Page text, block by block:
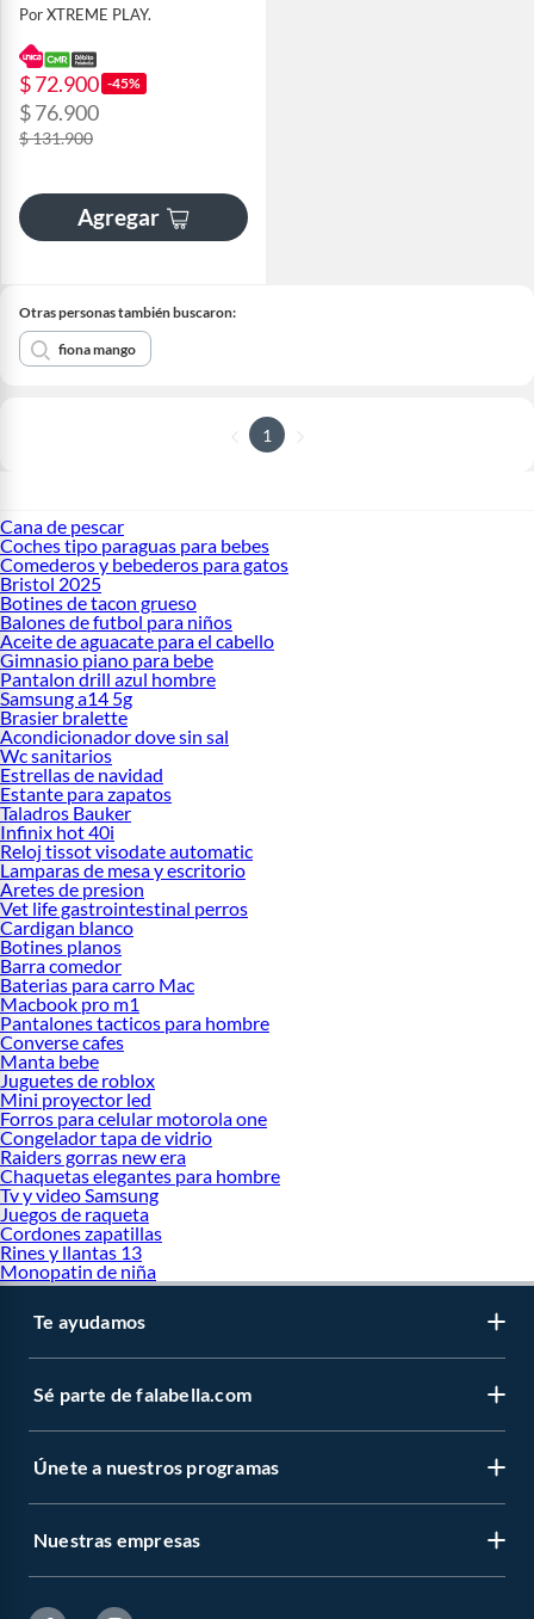
Por XTREME PLAY.
$ 72.900 -45%
$ 76.900
$ 131.900
Agregar
Otras personas también buscaron:
fiona mango
1
Cana de pescar
Coches tipo paraguas para bebes
Comederos y bebederos para gatos
Bristol 2025
Botines de tacon grueso
Balones de futbol para niños
Aceite de aguacate para el cabello
Gimnasio piano para bebe
Pantalon drill azul hombre
Samsung a14 5g
Brasier bralette
Acondicionador dove sin sal
Wc sanitarios
Estrellas de navidad
Estante para zapatos
Taladros Bauker
Infinix hot 40i
Reloj tissot visodate automatic
Lamparas de mesa y escritorio
Aretes de presion
Vet life gastrointestinal perros
Cardigan blanco
Botines planos
Barra comedor
Baterias para carro Mac
Macbook pro m1
Pantalones tacticos para hombre
Converse cafes
Manta bebe
Juguetes de roblox
Mini proyector led
Forros para celular motorola one
Congelador tapa de vidrio
Raiders gorras new era
Chaquetas elegantes para hombre
Tv y video Samsung
Juegos de raqueta
Cordones zapatillas
Rines y llantas 13
Monopatin de niña
Te ayudamos
Sé parte de falabella.com
Únete a nuestros programas
Nuestras empresas